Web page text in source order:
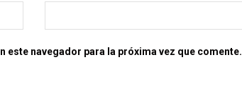
este navegador para la próxima vez que comente.